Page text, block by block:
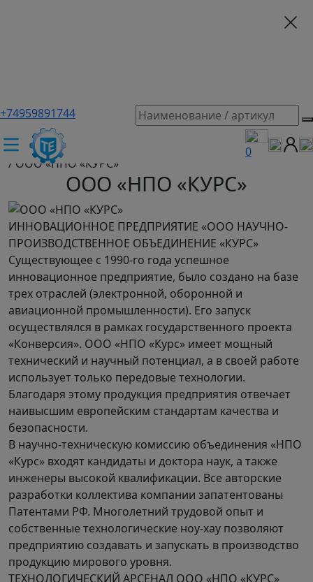
+74959891744
0
ТЕХЭКСПЕРТ российский производитель частотные
преобразователи, насосы, и вентиляция
/Производители
/ ООО «НПО «КУРС»
ООО «НПО «КУРС»
ИННОВАЦИОННОЕ ПРЕДПРИЯТИЕ «ООО НАУЧНО-
ПРОИЗВОДСТВЕННОЕ ОБЪЕДИНЕНИЕ «КУРС»
Существующее с 1990-го года успешное
инновационное предприятие, было создано на базе
трех отраслей (электронной, оборонной и
авиационной промышленности). Его запуск
осуществлялся в рамках государственного проекта
«Конверсия». ООО «НПО «Курс» имеет мощный
технический и научный потенциал, а в своей работе
использует только передовые технологии.
Благодаря этому продукция предприятия отвечает
наивысшим европейским стандартам качества и
безопасности.
В научно-техническую комиссию объединения «НПО
«Курс» входят кандидаты и доктора наук, а также
инженеры высокой квалификации. Все авторские
разработки коллектива компании запатентованы
Патентами РФ. Многолетний трудовой опыт и
собственные технологические ноу-хау позволяют
предприятию создавать и запускать в производство
продукцию мирового уровня.
ТЕХНОЛОГИЧЕСКИЙ АРСЕНАЛ ООО «НПО «КУРС»